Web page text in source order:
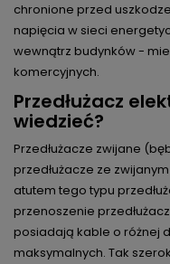
chronione przed
napięcia w sieci
wewnątrz budynków -
komercyjnych.
Przedłużacz
wiedzieć?
Przedłużacze zwijane
przedłużacze ze
atutem tego typu
przenoszenie
posiadają kable o różnej
maksymalnych. Tak